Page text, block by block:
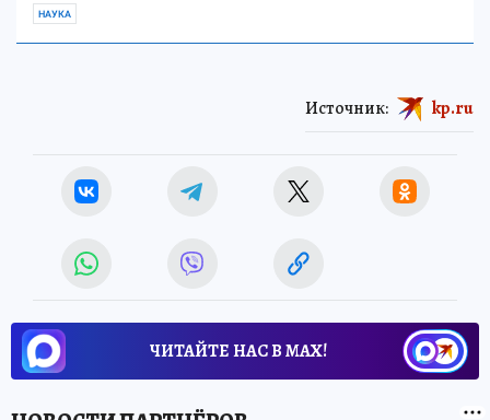
НАУКА
Источник: kp.ru
ЧИТАЙТЕ НАС В МАХ!